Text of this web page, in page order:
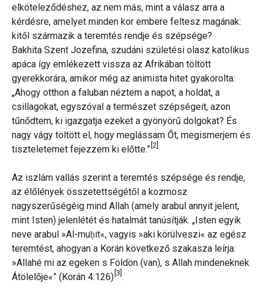
elköteleződéshez, az nem más, mint a válasz arra a
kérdésre, amelyet minden kor embere feltesz magának:
kitől származik a teremtés rendje és szépsége?
Bakhita Szent Jozefina, szudáni születési olasz katolikus
apáca így emlékezett vissza az Afrikában töltött
gyerekkorára, amikor még az animista hitet gyakorolta:
„Ahogy otthon a faluban néztem a napot, a holdat, a
csillagokat, egyszóval a természet szépségeit, azon
tűnődtem, ki igazgatja ezeket a gyönyörű dolgokat? És
nagy vágy töltött el, hogy meglássam Őt, megismerjem és
tiszteletemet fejezzem ki előtte.” [2]
Az iszlám vallás szerint a teremtés szépsége és rendje,
az élőlények összetettségétől a kozmosz
nagyszerűségéig mind Allah (amely arabul annyit jelent,
mint Isten) jelenlétét és hatalmát tanúsítják. „Isten egyik
neve arabul »Al-muḥit«, vagyis »aki körülveszi« az egész
teremtést, ahogyan a Korán következő szakasza leírja:
»Allahé mi az egeken s Földön (van), s Allah mindeneknek
Átölelője«” (Korán 4:126) [3] .